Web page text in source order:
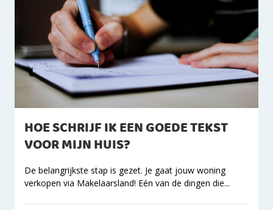
HOE SCHRIJF IK EEN GOEDE TEKST
VOOR MIJN HUIS?
De belangrijkste stap is gezet. Je gaat jouw woning
verkopen via Makelaarsland! Eén van de dingen die...